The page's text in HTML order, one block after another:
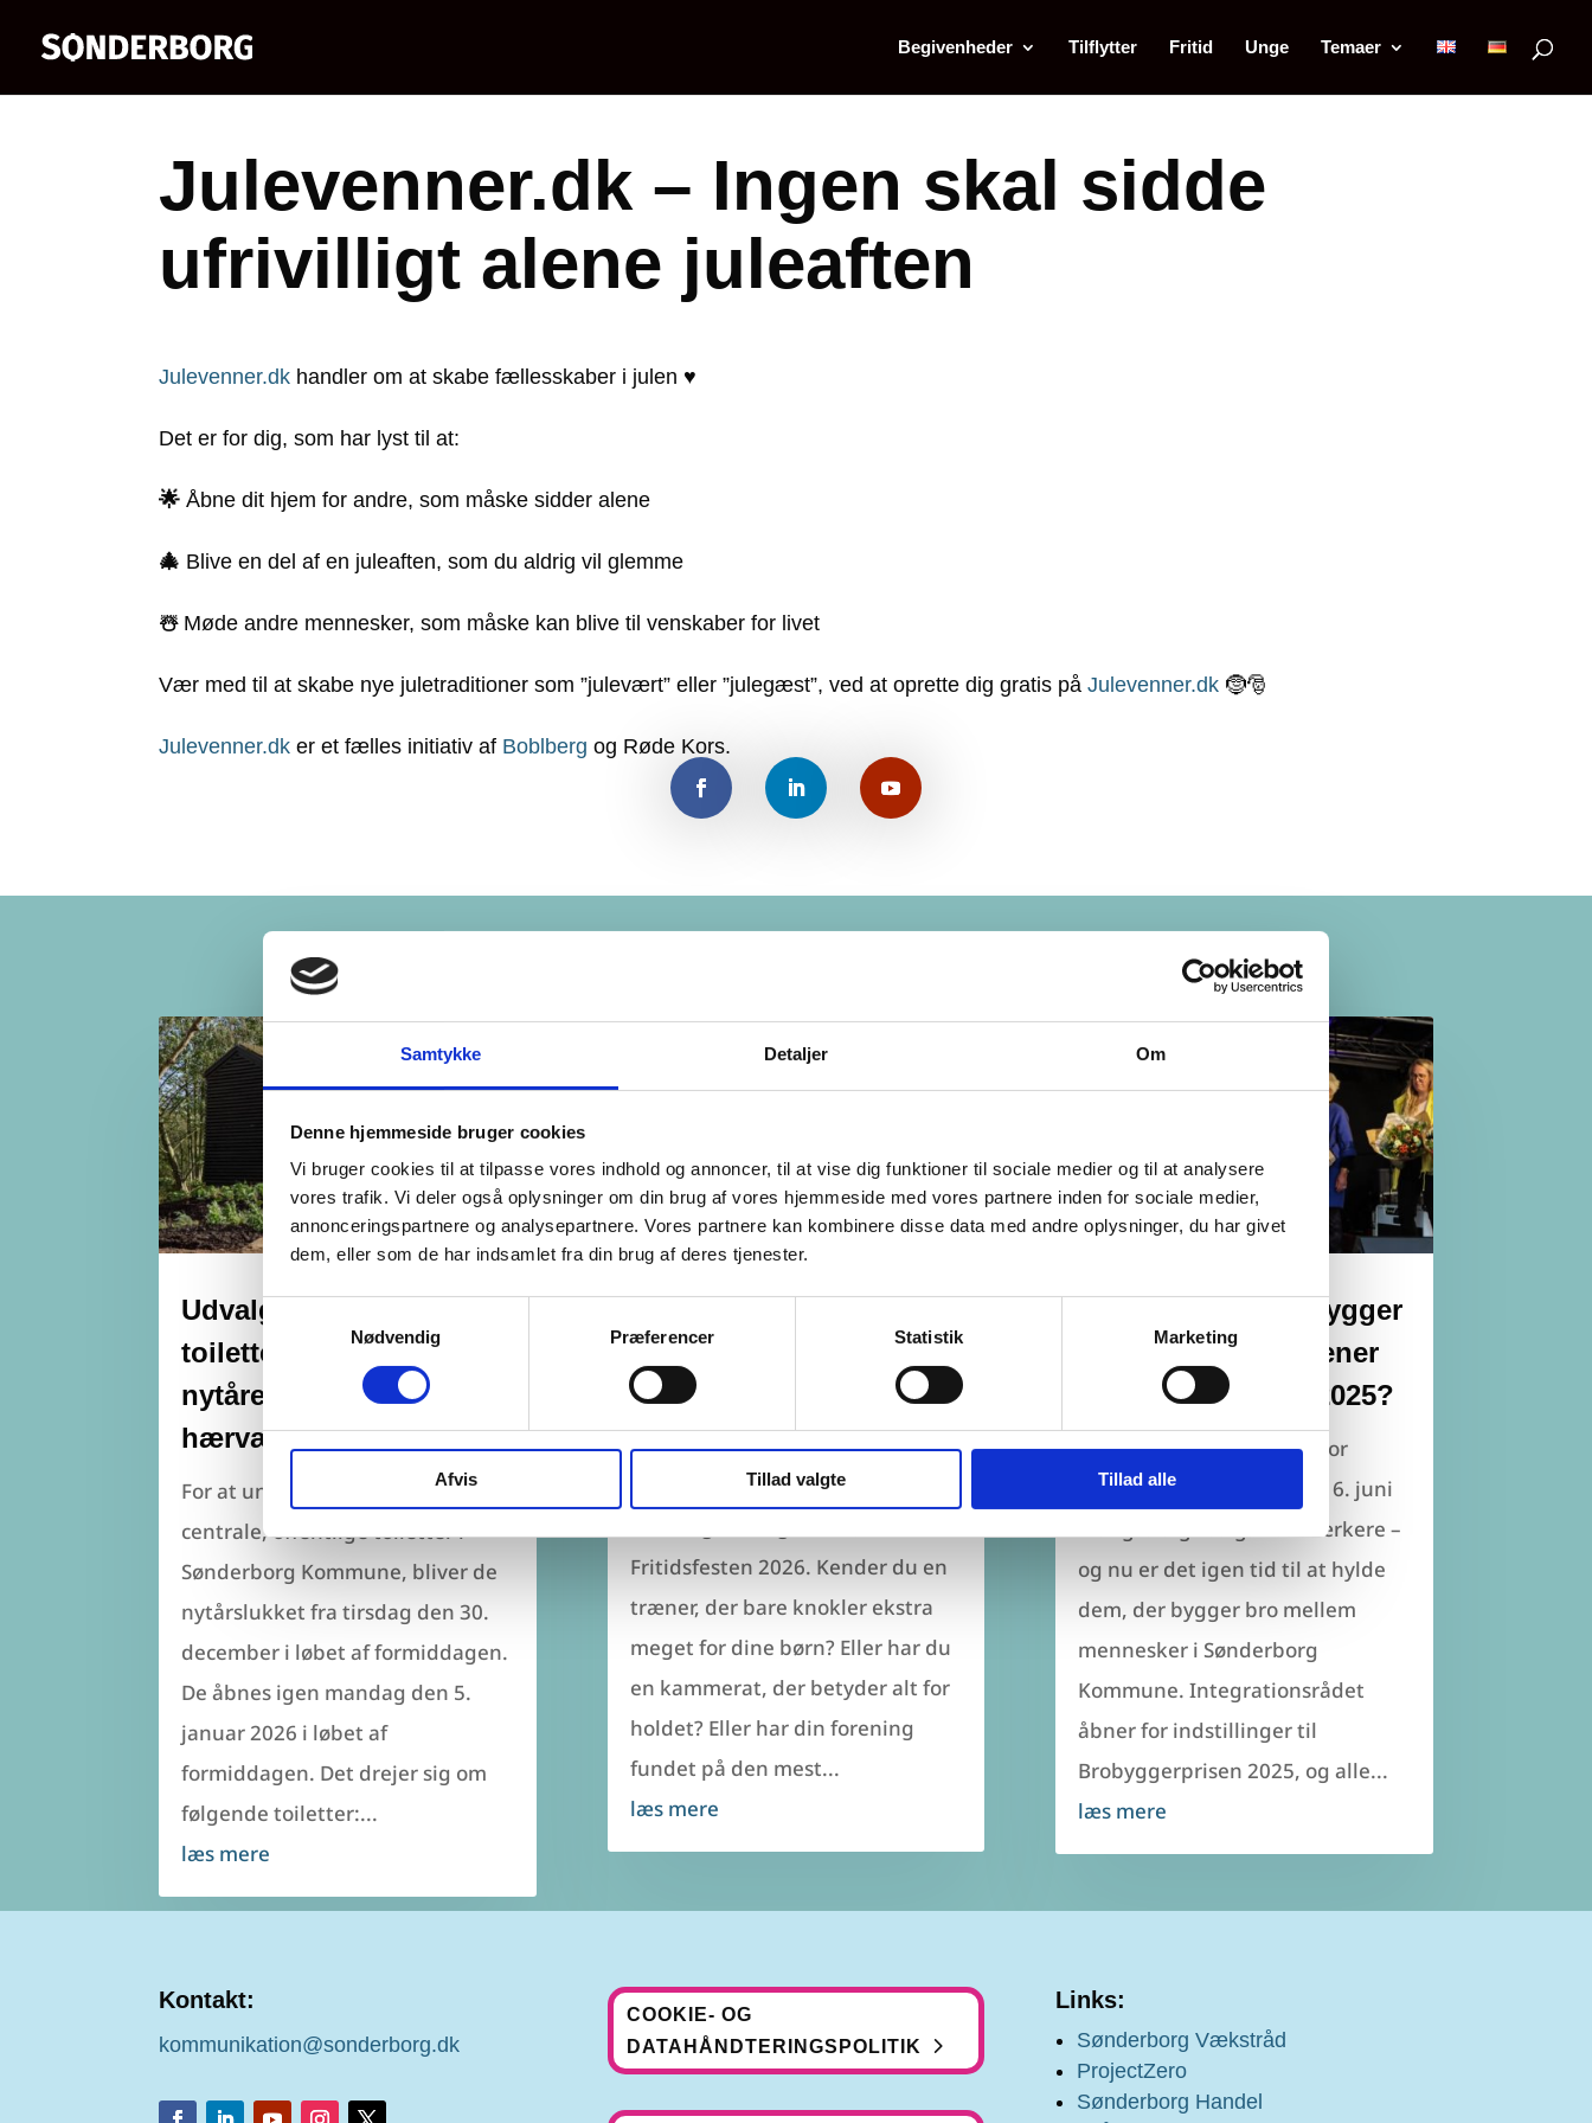
Samtykke Detaljer Om
Denne hjemmeside bruger cookies
Vi bruger cookies til at tilpasse vores indhold og annoncer, til at vise dig funktioner til sociale medier og til at analysere
vores trafik. Vi deler også oplysninger om din brug af vores hjemmeside med vores partnere inden for sociale medier,
annonceringspartnere og analysepartnere. Vores partnere kan kombinere disse data med andre oplysninger, du har givet
dem, eller som de har indsamlet fra din brug af deres tjenester.
Samtykkevalg
Nødvendig
Præferencer Statistik Marketing
Afvis Tillad valgte Tillad alle
Begivenheder Tilflytter Fritid Unge Temaer
Julevenner.dk – Ingen skal sidde
ufrivilligt alene juleaften
Julevenner.dk handler om at skabe fællesskaber i julen ♥
Det er for dig, som har lyst til at:
🌟Åbne dit hjem for andre, som måske sidder alene
🎄 Blive en del af en juleaften, som du aldrig vil glemme
☃️ Møde andre mennesker, som måske kan blive til venskaber for livet
Vær med til at skabe nye juletraditioner som ”julevært” eller ”julegæst”, ved at oprette dig gratis påJulevenner.dk 🤶🎅
Julevenner.dk er et fælles initiativ af Boblberg og Røde Kors.
Udvalg af offentlige
toiletter lukkes hen over
nytåret for at undgå
hærværk
For at undgå hærværk på de mest
centrale, offentlige toiletter i
Sønderborg Kommune, bliver de
nytårslukket fra tirsdag den 30.
december i løbet af formiddagen.
De åbnes igen mandag den 5.
januar 2026 i løbet af
formiddagen. Det drejer sig om
følgende toiletter:...
læs mere
Fritidsfesten 2026
Nu er det tid til at nominere
kandidater til Sønderborg
Fritidsfesten 2026. Kender du en
træner, der bare knokler ekstra
meget for dine børn? Eller har du
en kammerat, der betyder alt for
holdet? Eller har din forening
fundet på den mest...
læs mere
Nu skal årets brobygger
findes: Hvem fortjener
Brobyggerprisen 2025?
Integrationsrådet åbner for
indstillinger frem til den 16. juni
Mangfoldighed gør os stærkere –
og nu er det igen tid til at hylde
dem, der bygger bro mellem
mennesker i Sønderborg
Kommune. Integrationsrådet
åbner for indstillinger til
Brobyggerprisen 2025, og alle...
læs mere
Kontakt:
kommunikation@sonderborg.dk
COOKIE- OG
DATAHÅNDTERINGSPOLITIK
Links:
Sønderborg Vækstråd
ProjectZero
Sønderborg Handel